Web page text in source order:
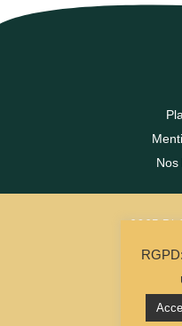
Nos
2023
La